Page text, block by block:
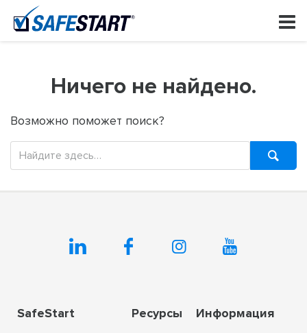
content
Ничего не найдено.
Возможно поможет поиск?
SafeStart Ресурсы Информация